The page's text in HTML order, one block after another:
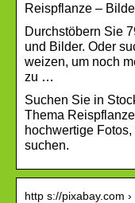
Reispflanze –
Durchstöbern Sie
und Bilder. Oder
weizen, um noch
zu …
Suchen Sie in
Thema
hochwertige
suchen.
http s://pixabay.com